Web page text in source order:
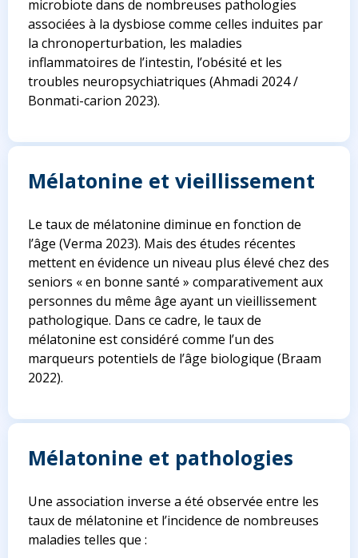
microbiote dans de nombreuses pathologies
associées à la dysbiose comme celles induites par
la chronoperturbation, les maladies
inflammatoires de l’intestin, l’obésité et les
troubles neuropsychiatriques (Ahmadi 2024 /
Bonmati-carion 2023).
Mélatonine et vieillissement
Le taux de mélatonine diminue en fonction de
l’âge (Verma 2023). Mais des études récentes
mettent en évidence un niveau plus élevé chez des
seniors « en bonne santé » comparativement aux
personnes du même âge ayant un vieillissement
pathologique. Dans ce cadre, le taux de
mélatonine est considéré comme l’un des
marqueurs potentiels de l’âge biologique (Braam
2022).
Mélatonine et pathologies
Une association inverse a été observée entre les
taux de mélatonine et l’incidence de nombreuses
maladies telles que :